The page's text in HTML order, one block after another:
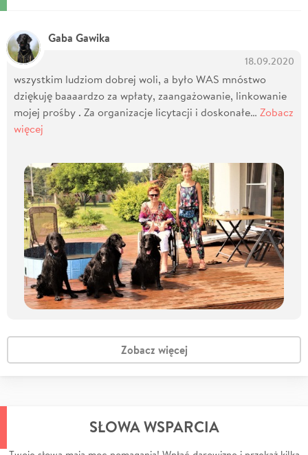
Gaba Gawika
18.09.2020
wszystkim ludziom dobrej woli, a było WAS mnóstwo
dziękuję baaaardzo za wpłaty, zaangażowanie, linkowanie
mojej prośby . Za organizacje licytacji i doskonałe… Zobacz
więcej
Zobacz więcej
SŁOWA WSPARCIA